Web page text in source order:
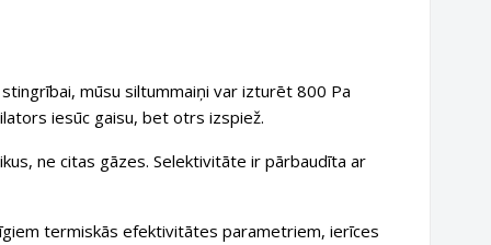
mūsu siltummaiņi var izturēt 800 Pa
iesūc gaisu, bet otrs izspiež.
ne citas gāzes. Selektivitāte ir pārbaudīta ar
termiskās efektivitātes parametriem, ierīces